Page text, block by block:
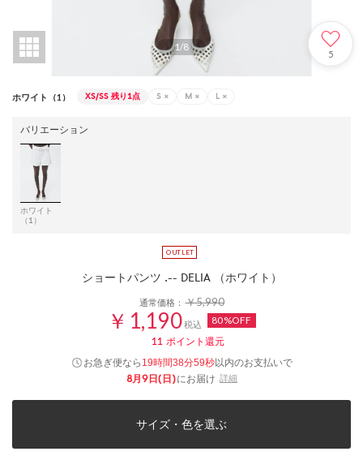
1/8
5
ホワイト（1） XS/SS 残り1点 S × M × L ×
バリエーション
ホワイト
（1）
ショートパンツ .-- DELIA （ホワイト）
通常価格：￥5,990
￥1,190税込 80%OFF
11ポイント還元
お急ぎ便なら 19時間38分59秒以内のお支払いで
8月9日(日)にお届け 詳細
サイズ・色を選ぶ